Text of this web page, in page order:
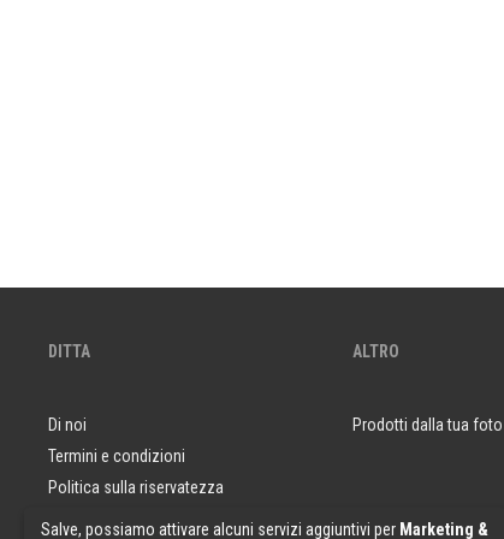
DITTA
Di noi
Termini e condizioni
Politica sulla riservatezza
Domande e risposte
ALTRO
Prodotti dalla tua foto
Salve, possiamo attivare alcuni servizi aggiuntivi per Marketing &